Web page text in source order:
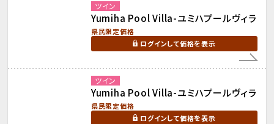
ツイン
Yumiha Pool Villa-ユミハプールヴィラ
県民限定価格
ログインして価格を表示
ツイン
Yumiha Pool Villa-ユミハプールヴィラ
県民限定価格
ログインして価格を表示